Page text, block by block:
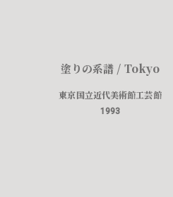
塗りの系譜 / Tokyo
東京国立近代美術館工芸館
1993